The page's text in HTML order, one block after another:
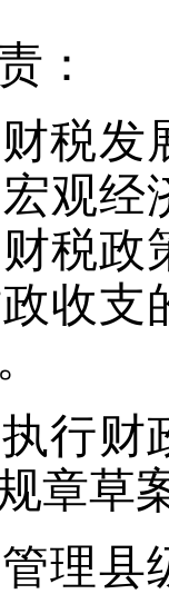
：
财税
观经
税政
收支
执行
章草
管理